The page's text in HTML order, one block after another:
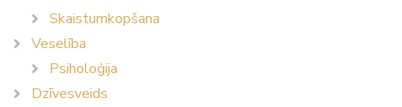
Skaistumkopšana
Veselība
Psiholoģija
Dzīvesveids